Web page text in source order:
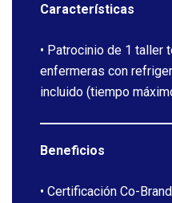
Características
• Patrocinio de 1 taller
enfermeras con
incluido (tiempo
Beneficios
• Certificación Co-